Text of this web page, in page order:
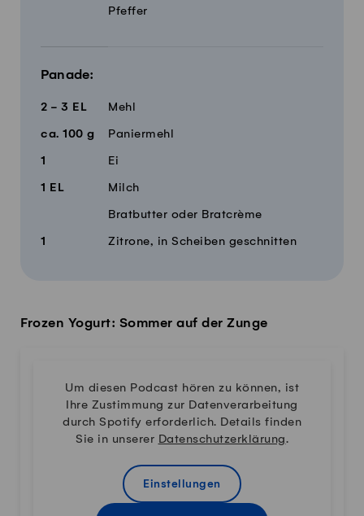
Pfeffer
Panade:
2 - 3 EL Mehl
ca. 100 g Paniermehl
1 Ei
1 EL Milch
Bratbutter oder Bratcrème
1 Zitrone, in Scheiben geschnitten
Frozen Yogurt: Sommer auf der Zunge
Um diesen Podcast hören zu können, ist
Ihre Zustimmung zur Datenverarbeitung
durch Spotify erforderlich. Details finden
Sie in unserer Datenschutzerklärung.
Einstellungen